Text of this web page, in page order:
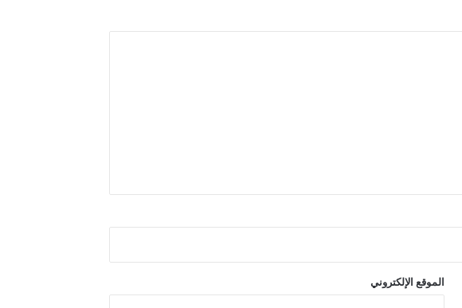
الموقع الإلكتروني